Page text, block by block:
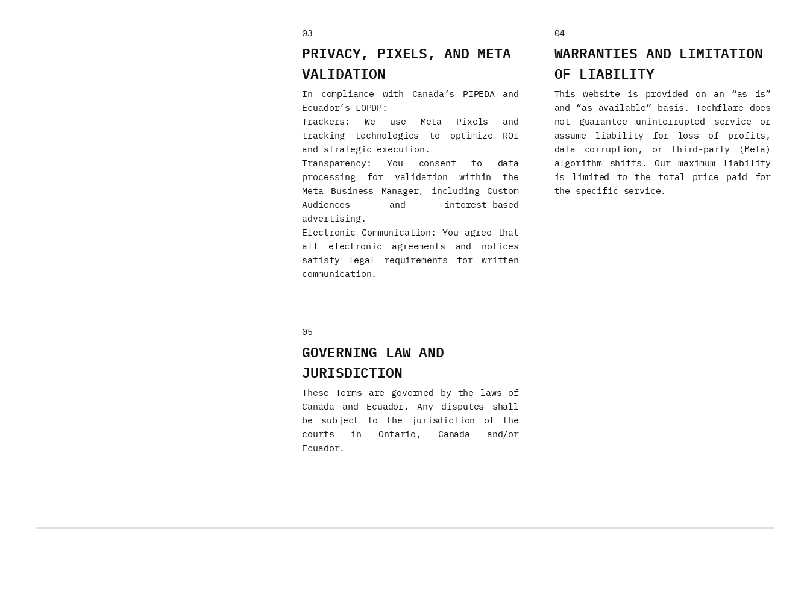
03
PRIVACY, PIXELS, AND META
VALIDATION
In compliance with Canada’s PIPEDA and
Ecuador’s LOPDP:
Trackers: We use Meta Pixels and
tracking technologies to optimize ROI
and strategic execution.
Transparency: You consent to data
processing for validation within the
Meta Business Manager, including Custom
Audiences and interest-based
advertising.
Electronic Communication: You agree that
all electronic agreements and notices
satisfy legal requirements for written
communication.
04
WARRANTIES AND LIMITATION
OF LIABILITY
This website is provided on an “as is”
and “as available” basis. Techflare does
not guarantee uninterrupted service or
assume liability for loss of profits,
data corruption, or third-party (Meta)
algorithm shifts. Our maximum liability
is limited to the total price paid for
the specific service.
05
GOVERNING LAW AND
JURISDICTION
These Terms are governed by the laws of
Canada and Ecuador. Any disputes shall
be subject to the jurisdiction of the
courts in Ontario, Canada and/or
Ecuador.